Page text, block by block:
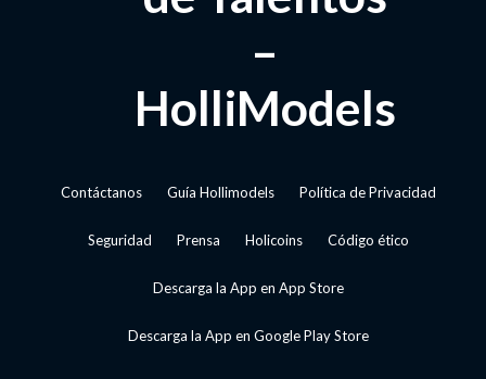
Contáctanos Guía Hollimodels Política de Privacidad
Seguridad Prensa Holicoins Código ético
Descarga la App en App Store
Descarga la App en Google Play Store